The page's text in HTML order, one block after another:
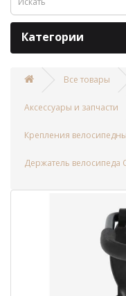
Категории
Все товары
Аксессуары и запчасти
Крепления
Держатель велосипеда